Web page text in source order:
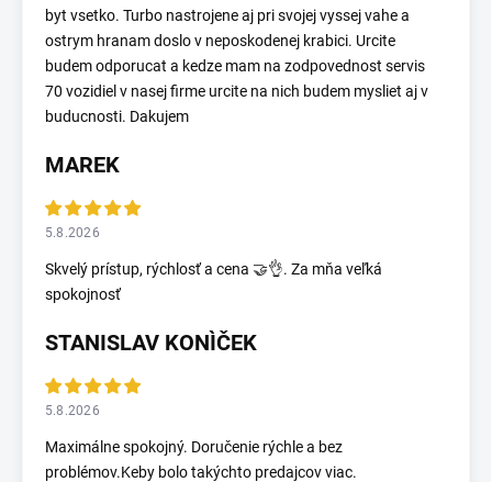
byt vsetko. Turbo nastrojene aj pri svojej vyssej vahe a
ostrym hranam doslo v neposkodenej krabici. Urcite
budem odporucat a kedze mam na zodpovednost servis
70 vozidiel v nasej firme urcite na nich budem mysliet aj v
buducnosti. Dakujem
MAREK
5.8.2026
Skvelý prístup, rýchlosť a cena 🤝👌. Za mňa veľká
spokojnosť
STANISLAV KONÌČEK
5.8.2026
Maximálne spokojný. Doručenie rýchle a bez
problémov.Keby bolo takýchto predajcov viac.